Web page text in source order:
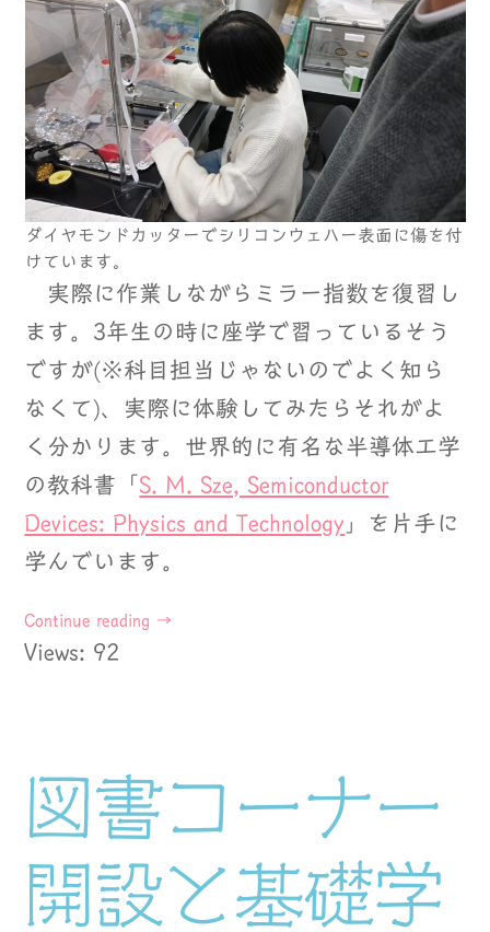
ダイヤモンドカッターでシリコンウェハー表面に傷を付
けています。
実際に作業しながらミラー指数を復習し
ます。3年生の時に座学で習っているそう
ですが(※科目担当じゃないのでよく知ら
なくて)、実際に体験してみたらそれがよ
く分かります。世界的に有名な半導体工学
の教科書「 S. M. Sze, Semiconductor
Devices: Physics and Technology 」を片手に
学んでいます。
Continue reading →
Views: 92
図書コーナー
開設と基礎学